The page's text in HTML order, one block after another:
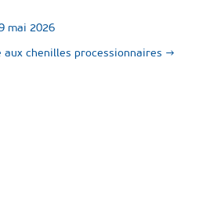
mai 2026
aux chenilles processionnaires →